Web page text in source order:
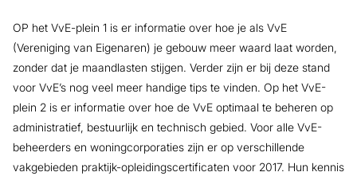
OP het VvE-plein 1 is er informatie over hoe je als VvE
(Vereniging van Eigenaren) je gebouw meer waard laat worden,
zonder dat je maandlasten stijgen. Verder zijn er bij deze stand
voor VvE’s nog veel meer handige tips te vinden. Op het VvE-
plein 2 is er informatie over hoe de VvE optimaal te beheren op
administratief, bestuurlijk en technisch gebied. Voor alle VvE-
beheerders en woningcorporaties zijn er op verschillende
vakgebieden praktijk-opleidingscertificaten voor 2017. Hun kennis